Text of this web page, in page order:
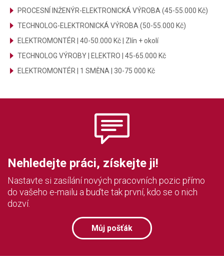
PROCESNÍ INŽENÝR-ELEKTRONICKÁ VÝROBA (45-55.000 Kč)
TECHNOLOG-ELEKTRONICKÁ VÝROBA (50-55.000 Kč)
ELEKTROMONTÉR | 40-50.000 Kč | Zlín + okolí
TECHNOLOG VÝROBY | ELEKTRO | 45-65.000 Kč
ELEKTROMONTÉR | 1 SMĚNA | 30-75 000 Kč
Nehledejte práci, získejte ji!
Nastavte si zasílání nových pracovních pozic přímo
do vašeho e-mailu a buďte tak první, kdo se o nich
dozví.
Můj pošťák